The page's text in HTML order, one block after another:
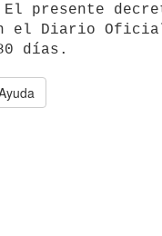
el Diario